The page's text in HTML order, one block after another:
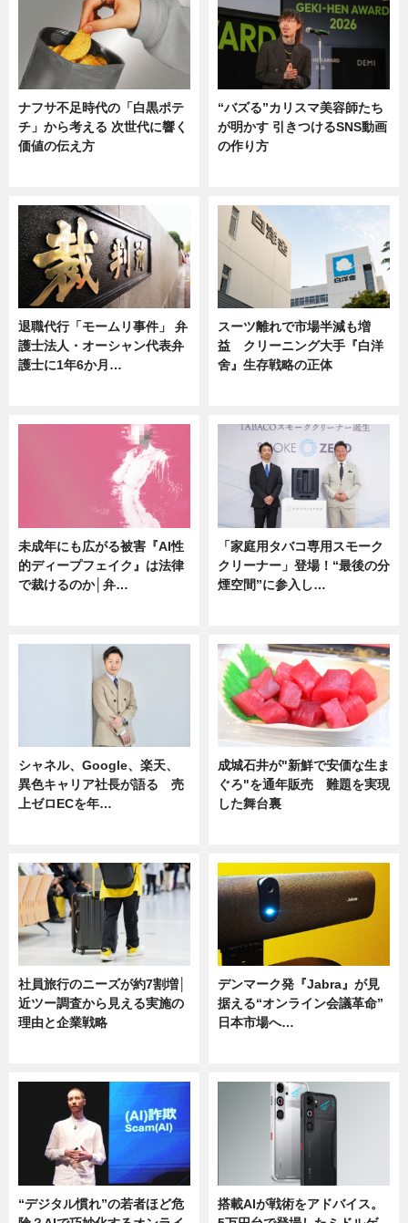
ナフサ不足時代の「白黒ポテ
チ」から考える 次世代に響く
価値の伝え方
“バズる”カリスマ美容師たち
が明かす 引きつけるSNS動画
の作り方
退職代行「モームリ事件」 弁
護士法人・オーシャン代表弁
護士に1年6か月…
スーツ離れで市場半減も増
益 クリーニング大手『白洋
舍』生存戦略の正体
未成年にも広がる被害『AI性
的ディープフェイク』は法律
で裁けるのか│弁…
「家庭用タバコ専用スモーク
クリーナー」登場！“最後の分
煙空間”に参入し…
シャネル、Google、楽天、
異色キャリア社長が語る 売
上ゼロECを年…
成城石井が"新鮮で安価な生ま
ぐろ"を通年販売 難題を実現
した舞台裏
社員旅行のニーズが約7割増│
近ツー調査から見える実施の
理由と企業戦略
デンマーク発『Jabra』が見
据える“オンライン会議革命”
日本市場へ…
“デジタル慣れ”の若者ほど危
搭載AIが戦術をアドバイス。